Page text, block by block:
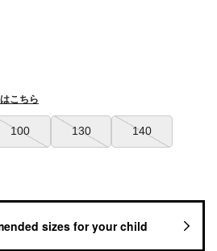
100 130 140
こちら
sizes for your child